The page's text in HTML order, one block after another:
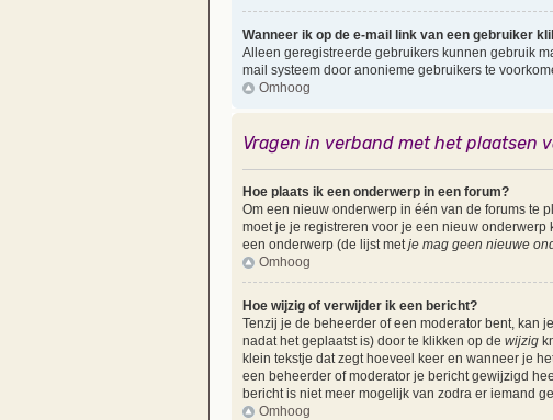
Wanneer ik op de e-mail link van een gebruiker
Alleen geregistreerde gebruikers kunnen gebruik
mail systeem door anonieme gebruikers te
Omhoog
Vragen in verband met het plaatsen
Hoe plaats ik een onderwerp in een forum?
Om een nieuw onderwerp in één van de forums te
moet je je registreren voor je een nieuw
een onderwerp (de lijst met je mag geen nieuwe
Omhoog
Hoe wijzig of verwijder ik een bericht?
Tenzij je de beheerder of een moderator bent, kan
nadat het geplaatst is) door te klikken op de wijzig
klein tekstje dat zegt hoeveel keer en wanneer je
een beheerder of moderator je bericht gewijzigd
bericht is niet meer mogelijk van zodra er iemand
Omhoog